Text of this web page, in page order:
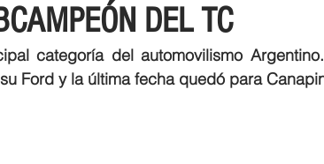
DEL TC
categoría del automovilismo
Ford y la última fecha quedó para